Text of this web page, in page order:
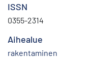
ISSN
0355-2314
Aihealue
rakentaminen